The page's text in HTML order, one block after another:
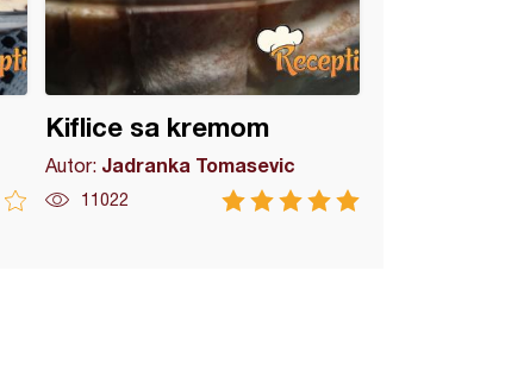
Kiflice sa kremom
Autor: Jadranka Tomasevic
11022